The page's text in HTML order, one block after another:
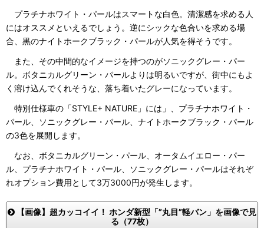
プラチナホワイト・パールはスマートな白色。清潔感を求める人
にはオススメといえるでしょう。逆にシックな色合いを求める場
合、黒のナイトホークブラック・パールが人気を得そうです。
また、その中間的なイメージを持つのがソニックグレー・パー
ル。ボタニカルグリーン・パールよりは明るいですが、街中にもよ
く溶け込んでくれそうな、落ち着いたグレーになっています。
特別仕様車の「STYLE+ NATURE」には」、プラチナホワイト・
パール、ソニックグレー・パール、ナイトホークブラック・パール
の3色を展開します。
なお、ボタニカルグリーン・パール、オータムイエロー・パー
ル、プラチナホワイト・パール、ソニックグレー・パールはそれぞ
れオプション費用として3万3000円が発生します。
【画像】超カッコイイ！ ホンダ新型「”丸目”軽バン」を画像で見
る（77枚）